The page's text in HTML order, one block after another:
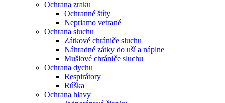
Ochrana zraku
Ochranné štíty
Nepriamo vetrané
Ochrana sluchu
Zátkové chrániče sluchu
Náhradné zátky do uší a náplne
Mušlové chrániče sluchu
Ochrana dychu
Respirátory
Rúška
Ochrana hlavy